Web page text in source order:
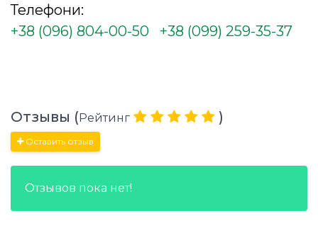
Телефони:
+38 (096) 804-00-50
+38 (099) 259-35-37
Отзывы (Рейтинг )
Оставить отзыв
Отзывов пока нет!